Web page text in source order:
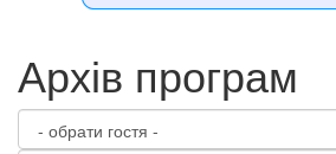
Архів програм